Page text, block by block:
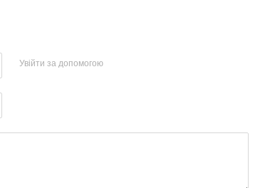
Увійти за допомогою